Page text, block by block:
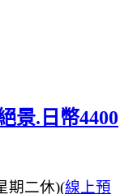
景.日幣4400
期二休)(線上預